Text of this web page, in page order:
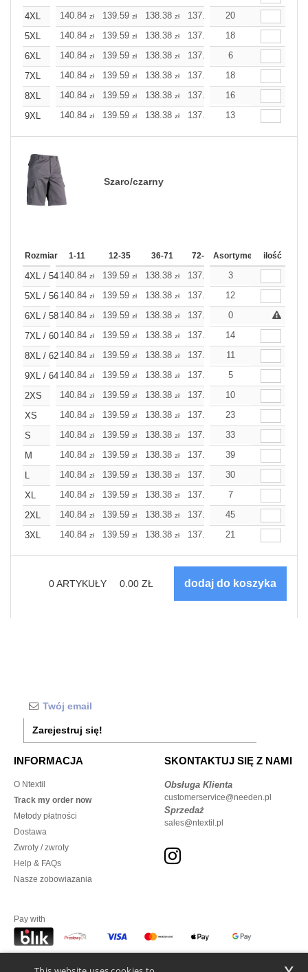
4XL
140.84 zł 139.59 zł 138.38 zł 137.17 135.92
20
5XL
140.84 zł 139.59 zł 138.38 zł 137.17 135.92
18
6XL
140.84 zł 139.59 zł 138.38 zł 137.17 135.92
6
7XL
140.84 zł 139.59 zł 138.38 zł 137.17 135.92
18
8XL
140.84 zł 139.59 zł 138.38 zł 137.17 135.92
16
9XL
140.84 zł 139.59 zł 138.38 zł 137.17 135.92
13
Szaro/czarny
Rozmiar 1-11 12-35 36-71 72-143 144-287 288
Asortyment ilość
4XL / 54 140.84 zł 139.59 zł 138.38 zł 137.17 135.92
3
5XL / 56 140.84 zł 139.59 zł 138.38 zł 137.17 135.92
12
6XL / 58 140.84 zł 139.59 zł 138.38 zł 137.17 135.92 135.92
0
7XL / 60 140.84 zł 139.59 zł 138.38 zł 137.17 135.92
14
8XL / 62 140.84 zł 139.59 zł 138.38 zł 137.17 135.92
11
9XL / 64 140.84 zł 139.59 zł 138.38 zł 137.17 135.92
5
2XS
140.84 zł 139.59 zł 138.38 zł 137.17 135.92
10
XS
140.84 zł 139.59 zł 138.38 zł 137.17 135.92
23
S
140.84 zł 139.59 zł 138.38 zł 137.17 135.92
33
M
140.84 zł 139.59 zł 138.38 zł 137.17 135.92
39
L
140.84 zł 139.59 zł 138.38 zł 137.17 135.92
30
XL
140.84 zł 139.59 zł 138.38 zł 137.17 135.92
7
2XL
140.84 zł 139.59 zł 138.38 zł 137.17 135.92
45
3XL
140.84 zł 139.59 zł 138.38 zł 137.17 135.92
21
0ARTYKUŁY 0.00 ZŁ
Zarejestruj się!
INFORMACJA
O Ntextil
Track my order now
Metody płatności
Dostawa
Zwroty / zwroty
Help & FAQs
Nasze zobowiazania
SKONTAKTUJ SIĘ Z NAMI
Obsługa Klienta
customerservice@needen.pl
Sprzedaż
sales@ntextil.pl
Pay with